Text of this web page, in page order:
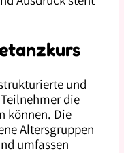
und
die
können. Die
Altersgruppen
umfassen